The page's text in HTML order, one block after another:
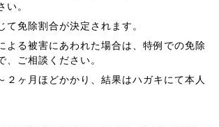
い。
て免除割合が決定されます。
よる被害にあわれた場合は、特例での免除
、ご相談ください。
２ヶ月ほどかかり、結果はハガキにて本人